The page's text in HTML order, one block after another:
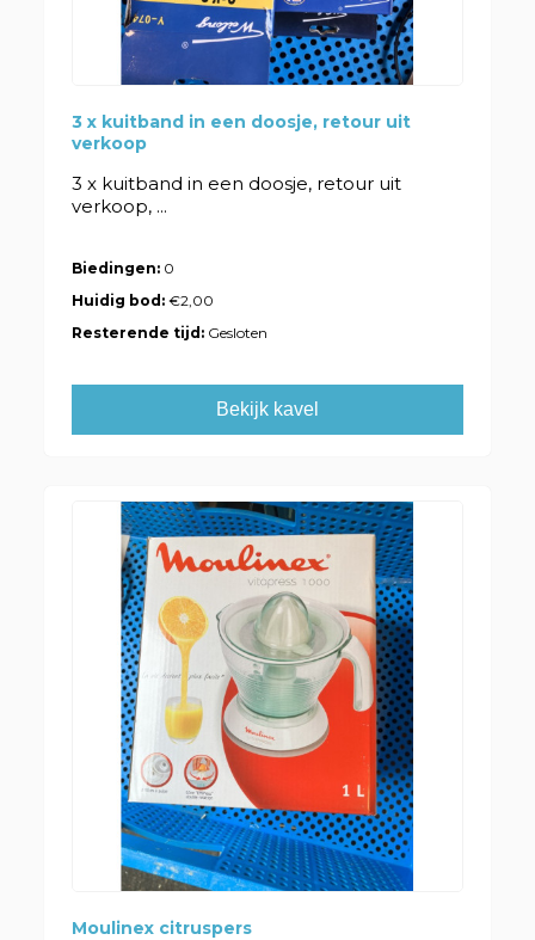
3 x kuitband in een doosje, retour uit
verkoop
3 x kuitband in een doosje, retour uit
verkoop, ...
Biedingen: 0
Huidig bod:€2,00
Resterende tijd: Gesloten
Bekijk kavel
Moulinex citruspers